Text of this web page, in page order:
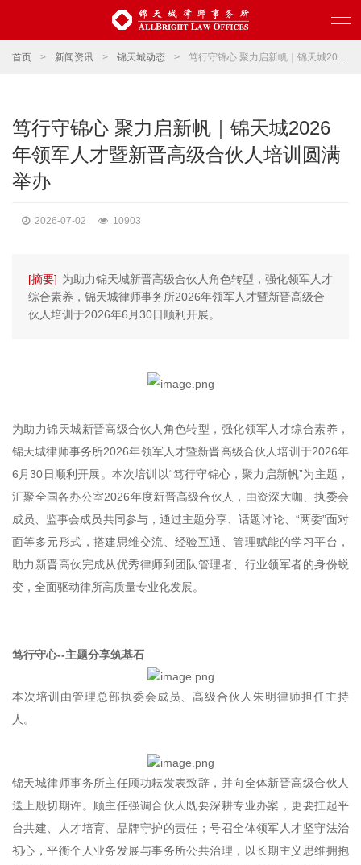
首页 > 新闻资讯 > 锦天城动态 > 笃行守锦心 聚力启新帆｜锦天城2026年领军人才暨新晋高级合伙人培训圆满举办
笃行守锦心 聚力启新帆｜锦天城2026
年领军人才暨新晋高级合伙人培训圆满
举办
2026-07-02 10903
[摘要] 为助力锦天城新晋高级合伙人角色转型，强化领军人才
综合素养，锦天城律师事务所2026年领军人才暨新晋高级合
伙人培训于2026年6月30日顺利开展。
为助力锦天城新晋高级合伙人角色转型，强化领军人才综合素养，
锦天城律师事务所2026年领军人才暨新晋高级合伙人培训于2026年
6月30日顺利开展。本次培训以“笃行守锦心，聚力启新帆”为主题，
汇聚全国各办公室2026年度新晋高级合伙人，由资深大咖、执委会
成员、监事会成员共同参与，通过主题分享、话题讨论、“两委”面对
面等多元形式，搭建思维交流、经验互通、管理赋能的学习平台，
助力新晋高伙完成从优秀律师到团队管理者、行业领军者的身份蜕
变，全面驱动律所高质量专业化发展。
笃行守心--主题分享筑基石
本次培训由管理总部执委会成员、高级合伙人朱明律师担任主持
人。
锦天城律师事务所主任顾功耘发表致辞，并向全体新晋高级合伙人
送上殷切期许。顾主任强调合伙人既要深耕专业办案，更要扛起平
台共建、人才培育、品牌守护的责任；号召全体领军人才坚守法治
初心，平衡个人业务发展与事务所公共治理，以长期主义思维拥抱